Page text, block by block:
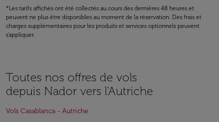
*Les tarifs affichés ont été collectés au cours des dernières 48 heures et
peuvent ne plus être disponibles au moment de la réservation. Des frais et
charges supplémentaires pour les produits et services optionnels peuvent
s'appliquer.
Toutes nos offres de vols
depuis Nador vers l'Autriche
Vols Casablanca - Autriche